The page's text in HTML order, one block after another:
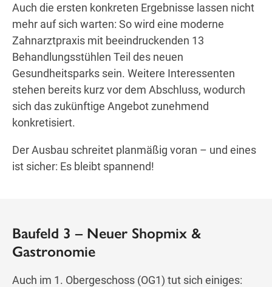
Auch die ersten konkreten Ergebnisse lassen nicht
mehr auf sich warten: So wird eine moderne
Zahnarztpraxis mit beeindruckenden 13
Behandlungsstühlen Teil des neuen
Gesundheitsparks sein. Weitere Interessenten
stehen bereits kurz vor dem Abschluss, wodurch
sich das zukünftige Angebot zunehmend
konkretisiert.
Der Ausbau schreitet planmäßig voran – und eines
ist sicher: Es bleibt spannend!
Baufeld 3 – Neuer Shopmix &
Gastronomie
Auch im 1. Obergeschoss (OG1) tut sich einiges: